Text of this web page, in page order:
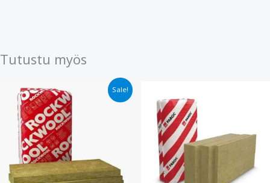
Tutustu myös
Sale!
hinta
oli:
€29.90.
hinta
on:
€24.40.